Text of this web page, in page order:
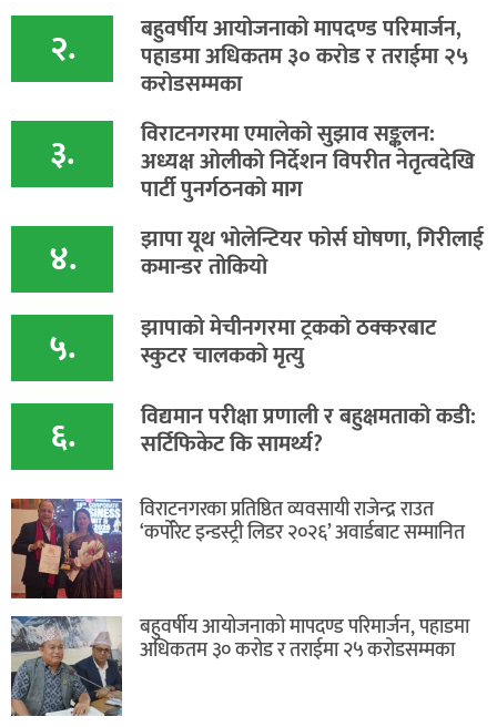
२. बहुवर्षीय आयोजनाको मापदण्ड परिमार्जन,
पहाडमा अधिकतम ३० करोड र तराईमा २५
करोडसम्मका
३. विराटनगरमा एमालेको सुझाव सङ्कलन:
अध्यक्ष ओलीको निर्देशन विपरीत नेतृत्वदेखि
पार्टी पुनर्गठनको माग
४. झापा यूथ भोलेन्टियर फोर्स घोषणा, गिरीलाई
कमान्डर तोकियो
५. ​झापाको मेचीनगरमा ट्रकको ठक्करबाट
स्कुटर चालकको मृत्यु
६. विद्यमान परीक्षा प्रणाली र बहुक्षमताको कडी:
सर्टिफिकेट कि सामर्थ्य?
विराटनगरका प्रतिष्ठित व्यवसायी राजेन्द्र राउत
‘कर्पोरेट इन्डस्ट्री लिडर २०२६’ अवार्डबाट सम्मानित
बहुवर्षीय आयोजनाको मापदण्ड परिमार्जन, पहाडमा
अधिकतम ३० करोड र तराईमा २५ करोडसम्मका